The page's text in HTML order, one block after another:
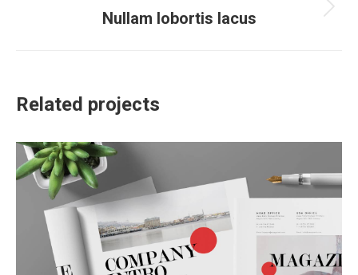
Next
Nullam lobortis lacus
Related projects